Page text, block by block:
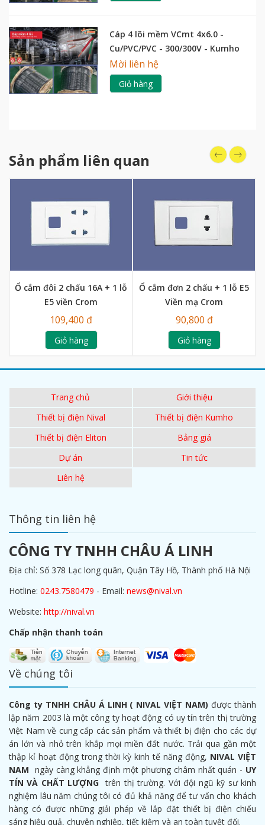
Cáp 4 lõi mềm VCmt 4x6.0 -
Cu/PVC/PVC - 300/300V - Kumho
Mời liên hệ
Giỏ hàng
Sản phẩm liên quan
Ổ cắm đôi 2 chấu 16A + 1 lỗ
E5 viền Crom
109,400 đ
Giỏ hàng
Ổ cắm đơn 2 chấu + 1 lỗ E5
Viền mạ Crom
90,800 đ
Giỏ hàng
Trang chủ
Giới thiệu
Thiết bị điện Nival
Thiết bị điện Kumho
Thiết bị điện Eliton
Bảng giá
Dự án
Tin tức
Liên hệ
Thông tin liên hệ
CÔNG TY TNHH CHÂU Á LINH
Địa chỉ: Số 378 Lạc long quân, Quận Tây Hồ, Thành phố Hà Nội
Hotline: 0243.7580479 - Email: news@nival.vn
Website: http://nival.vn
Chấp nhận thanh toán
Về chúng tôi
Công ty TNHH CHÂU Á LINH ( NIVAL VIỆT NAM) được thành
lập năm 2003 là một công ty hoạt động có uy tín trên thị trường
Việt Nam về cung cấp các sản phẩm và thiết bị điện cho các dự
án lớn và nhỏ trên khắp mọi miền đất nước. Trải qua gần một
thập kỉ hoạt động trong thời kỳ kinh tế năng động, NIVAL VIỆT
NAM ngày càng khẳng định một phương châm nhất quán - UY
TÍN VÀ CHẤT LƯỢNG trên thị trường. Với đội ngũ kỹ sư kinh
nghiệm lâu năm chúng tôi có đủ khả năng để tư vấn cho khách
hàng có được những giải pháp về lắp đặt thiết bị điện chiếu
sáng hiệu quả, chuyên nghiệp, tiết kiệm và an toàn tuyệt đối.